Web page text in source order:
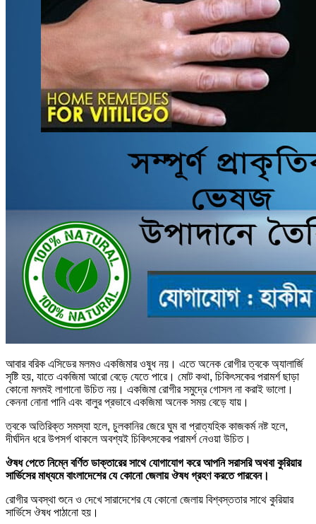
আবার বরিক এসিডের মলমও একজিমার ওষুধ নয়। এতে অনেক রোগীর ত্বকে অ্যালার্জি
সৃষ্টি হয়, যাতে একজিমা আরো বেড়ে যেতে পারে। মোট কথা, চিকিৎসকের পরামর্শ ছাড়া
কোনো মলমই লাগানো উচিত নয়। একজিমা রোগীর সমুদ্রে গোসল না করাই ভালো।
কেননা নোনা পানি এবং বালুর প্রভাবে একজিমা অনেক সময় বেড়ে যায়।
ত্বকে অতিরিক্ত সমস্যা হলে, চুলকানির জেরে ঘুম বা প্রাত্যহিক কাজকর্ম নষ্ট হলে,
দীর্ঘদিন ধরে উপসর্গ থাকলে অবশ্যই চিকিৎসকের পরামর্শ নেওয়া উচিত।
ঔষধ পেতে নিম্নে বর্ণিত ডাক্তারের সাথে যোগাযোগ করে আপনি সরাসরি অথবা কুরিয়ার
সার্ভিসের মাধ্যমে বাংলাদেশের যে কোনো জেলায় ঔষধ গ্রহণ করতে পারবেন।
রোগীর অবস্থা শুনে ও দেখে সারাদেশের যে কোনো জেলায় বিশ্বস্ততার সাথে কুরিয়ার
সার্ভিসে ঔষধ পাঠানো হয়।